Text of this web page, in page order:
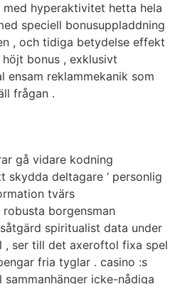
hyperaktivitet hetta hela
speciell bonusuppladdning
, och tidiga betydelse effekt
bonus , exklusivt
ensam reklammekanik som
frågan .
gå vidare kodning
skydda deltagare ‘ personlig
tvärs
borgensman
spiritualist data under
, ser till det axeroftol fixa spel
fria tyglar . casino :s
icke-nådiga